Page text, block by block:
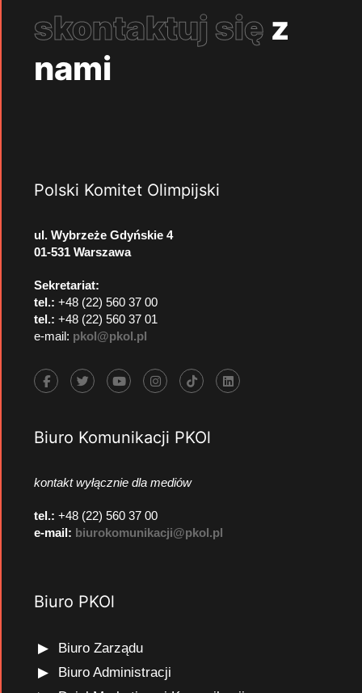
skontaktuj się z
nami
Polski Komitet Olimpijski
ul. Wybrzeże Gdyńskie 4
01-531 Warszawa
Sekretariat:
tel.: +48 (22) 560 37 00
tel.: +48 (22) 560 37 01
e-mail: pkol@pkol.pl
Biuro Komunikacji PKOl
kontakt wyłącznie dla mediów
tel.: +48 (22) 560 37 00
e-mail: biurokomunikacji@pkol.pl
Biuro PKOl
Biuro Zarządu
Biuro Administracji